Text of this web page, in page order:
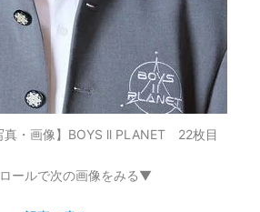
真・画像】BOYS ll PLANET 22枚目
ールで次の画像をみる▼